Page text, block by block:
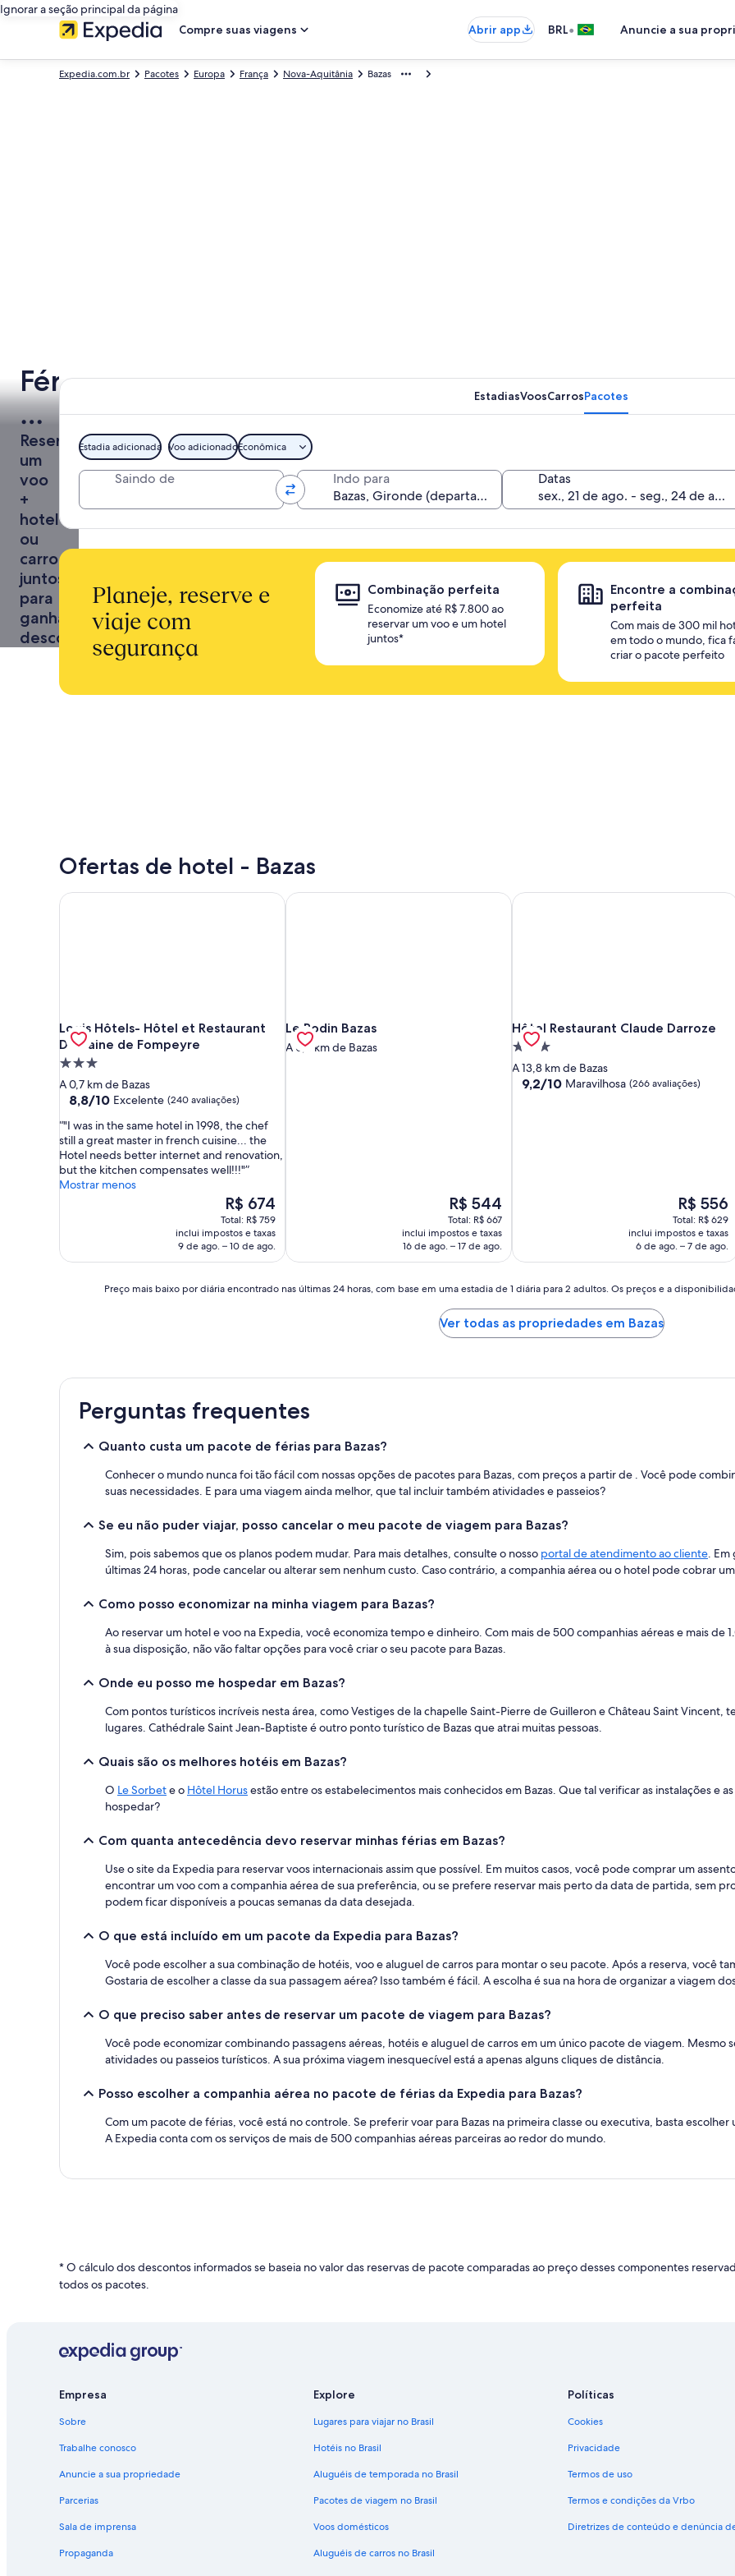
Ignorar a seção principal da página
Compre suas viagens
Abrir app BRL• Anuncie a sua
Bazas
Nova-Aquitânia
França
Europa
Pacotes
Expedia.com.br
Férias
para
Bazas
Reserve
um
voo
+
hotel
ou
carro
juntos
para
ganhar
descontos
EstadiasVoosCarrosPacotes
Estadia adicionada Voo adicionadoEconômica
Saindo de Indo para Datas
Planeje, reserve e
viaje com
segurança
Combinação perfeita
Economize até R$ 7.800 ao
reservar um voo e um hotel
juntos*
Encontre a
perfeita
Com mais de 300 mil
em todo o mundo, fica
criar o pacote perfeito
Ofertas de hotel - Bazas
Logis Hôtels- Hôtel et Restaurant
Domaine de Fompeyre
Logis Hôtels- Hôtel et Restaurant Domaine de Fompeyre
Propriedade
3.0
estrelas
A 0,7 km de Bazas
8.8
10,
Excelente,
(240
avaliações)
8,8/10 Excelente (240 avaliações)
"I was in the same hotel in 1998, the chef
still a great master in french cuisine... the
Hotel needs better internet and renovation,
but the kitchen compensates well!!!"
Mostrar menos
O
preço
é
de
R$ 674
R$ 674
Total: R$ 759
inclui impostos e taxas
9 de ago. – 10 de ago.
Logis Hôtels- Hôtel et Restaurant Domaine de Fompeyre
Le Rodin Bazas
Le Rodin Bazas
A 0,3 km de Bazas
O
preço
é
de
R$ 544
R$ 544
Total: R$ 667
inclui impostos e taxas
16 de ago. – 17 de ago.
Le Rodin Bazas
Hôtel Restaurant Claude Darroze
Hôtel Restaurant Claude Darroze
Propriedade
3.0
estrelas
A 13,8 km de Bazas
9.2
9,2/10 Maravilhosa (266 avaliações)
O
preço
é
de
R$ 556
R$ 556
Total: R$ 629
inclui impostos e taxas
6 de ago. – 7 de ago.
Hôtel Restaurant Claude Darroze
nas
últimas
horas,
sujeitos
alterações.
Preço mais baixo por diária encontrado nas últimas 24 horas, com base em uma estadia de 1 diária para 2 adultos. Os preços e a
Ver todas as propriedades em Bazas
Perguntas frequentes
Quanto custa um pacote de férias para Bazas?
Conhecer o mundo nunca foi tão fácil com nossas opções de pacotes para Bazas, com preços a partir de . Você pode
suas necessidades. E para uma viagem ainda melhor, que tal incluir também atividades e passeios?
Se eu não puder viajar, posso cancelar o meu pacote de viagem para Bazas?
Sim, pois sabemos que os planos podem mudar. Para mais detalhes, consulte o nosso portal de atendimento ao cliente. Em
últimas 24 horas, pode cancelar ou alterar sem nenhum custo. Caso contrário, a companhia aérea ou o hotel pode cobrar
Como posso economizar na minha viagem para Bazas?
Ao reservar um hotel e voo na Expedia, você economiza tempo e dinheiro. Com mais de 500 companhias aéreas e mais
à sua disposição, não vão faltar opções para você criar o seu pacote para Bazas.
Onde eu posso me hospedar em Bazas?
Com pontos turísticos incríveis nesta área, como Vestiges de la chapelle Saint-Pierre de Guilleron e Château Saint
lugares. Cathédrale Saint Jean-Baptiste é outro ponto turístico de Bazas que atrai muitas pessoas.
Quais são os melhores hotéis em Bazas?
O Le Sorbete o Hôtel Horusestão entre os estabelecimentos mais conhecidos em Bazas. Que tal verificar as instalações e
hospedar?
Com quanta antecedência devo reservar minhas férias em Bazas?
Use o site da Expedia para reservar voos internacionais assim que possível. Em muitos casos, você pode comprar um
encontrar um voo com a companhia aérea de sua preferência, ou se prefere reservar mais perto da data de partida, sem
podem ficar disponíveis a poucas semanas da data desejada.
O que está incluído em um pacote da Expedia para Bazas?
Você pode escolher a sua combinação de hotéis, voo e aluguel de carros para montar o seu pacote. Após a reserva, você
Gostaria de escolher a classe da sua passagem aérea? Isso também é fácil. A escolha é sua na hora de organizar a viagem
O que preciso saber antes de reservar um pacote de viagem para Bazas?
Você pode economizar combinando passagens aéreas, hotéis e aluguel de carros em um único pacote de viagem. Mesmo
atividades ou passeios turísticos. A sua próxima viagem inesquecível está a apenas alguns cliques de distância.
Posso escolher a companhia aérea no pacote de férias da Expedia para Bazas?
Com um pacote de férias, você está no controle. Se preferir voar para Bazas na primeira classe ou executiva, basta
A Expedia conta com os serviços de mais de 500 companhias aéreas parceiras ao redor do mundo.
* O cálculo dos descontos informados se baseia no valor das reservas de pacote comparadas ao preço desses componentes
todos os pacotes.
Empresa
Sobre
Trabalhe conosco
Anuncie a sua propriedade
Parcerias
Sala de imprensa
Propaganda
Explore
Lugares para viajar no Brasil
Hotéis no Brasil
Aluguéis de temporada no Brasil
Pacotes de viagem no Brasil
Voos domésticos
Aluguéis de carros no Brasil
Políticas
Cookies
Privacidade
Termos de uso
Termos e condições da Vrbo
Diretrizes de conteúdo e denúncia